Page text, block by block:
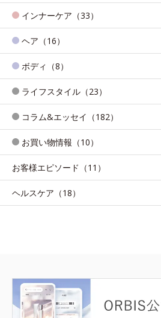
インナーケア（33）
ヘア（16）
ボディ（8）
ライフスタイル（23）
コラム&エッセイ（182）
お買い物情報（10）
お客様エピソード（11）
ヘルスケア（18）